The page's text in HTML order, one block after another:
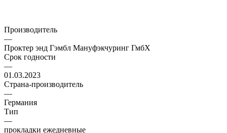
Производитель
—
Проктер энд Гэмбл Мануфэкчуринг ГмбХ
Срок годности
—
01.03.2023
Страна-производитель
—
Германия
Тип
—
прокладки ежедневные